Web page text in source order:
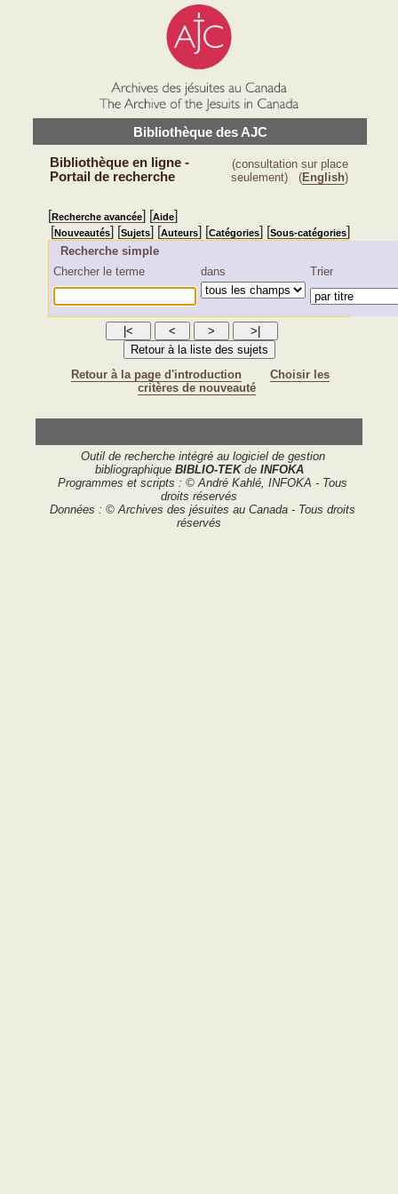
Bibliothèque des AJC
Bibliothèque en ligne -
Portail de recherche
(consultation sur place
seulement) (English)
[Recherche avancée] [Aide]
[Nouveautés] [Sujets] [Auteurs] [Catégories] [Sous-catégories]
Recherche simple
Chercher le terme
dans Trier
Retour à la page d'introduction
Choisir les
critères de nouveauté
Outil de recherche intégré au logiciel de gestion
bibliographique BIBLIO-TEKde INFOKA
Programmes et scripts : © André Kahlé, INFOKA - Tous
droits réservés
Données : © Archives des jésuites au Canada - Tous droits
réservés